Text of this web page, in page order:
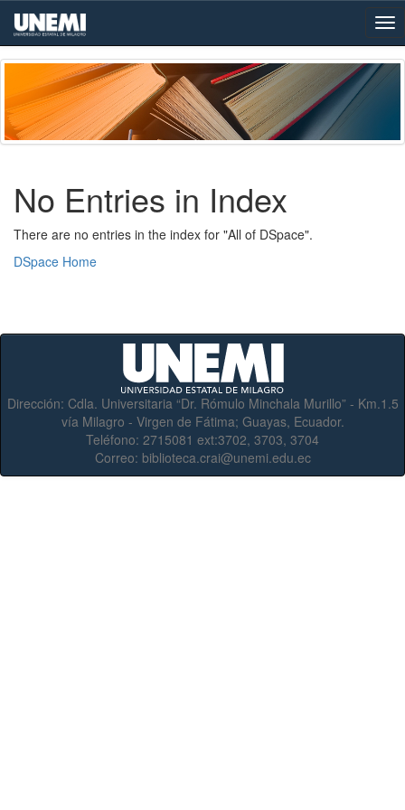
Skip
navigation
No Entries in Index
There are no entries in the index for "All of DSpace".
DSpace Home
Dirección: Cdla. Universitaria “Dr. Rómulo Minchala Murillo” - Km.1.5
vía Milagro - Virgen de Fátima; Guayas, Ecuador.
Teléfono: 2715081 ext:3702, 3703, 3704
Correo: biblioteca.crai@unemi.edu.ec